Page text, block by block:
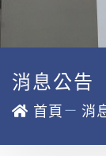
消息公告
首頁－ 消